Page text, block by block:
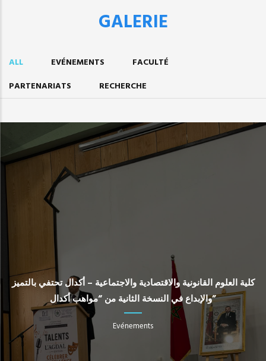
GALERIE
ALL EVÉNEMENTS
FACULTÉ
PARTENARIATS
RECHERCHE
كلية العلوم القانونية والاقتصادية والاجتماعية – أكدال تحتفي بالتميز
والإبداع في النسخة الثانية من “مواهب أكدال”
Evénements